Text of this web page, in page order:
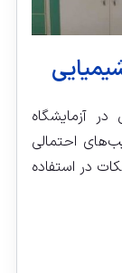
آزمایشگاه
احتمالی
در استفاده